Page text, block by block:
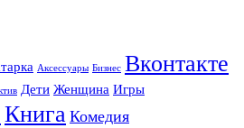
Аксессуары Бизнес Вконтакте
Дети Женщина Игры
Книга Комедия